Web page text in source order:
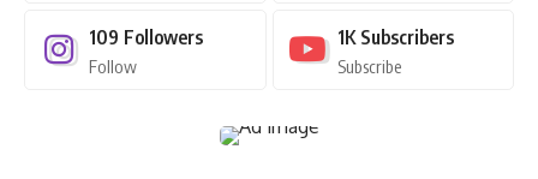
109 Followers
Follow
1K Subscribers
Subscribe